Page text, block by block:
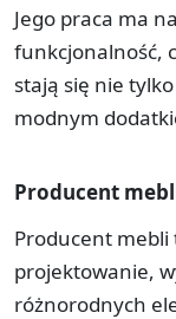
Jego praca ma
funkcjonalność,
stają się nie
modnym
Producent
Producent mebli
projektowanie,
różnorodnych